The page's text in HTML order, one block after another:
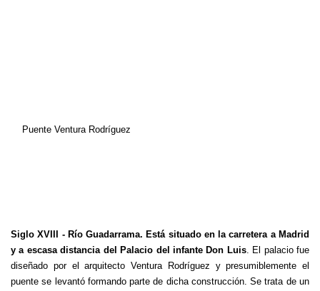
Puente Ventura Rodríguez
Siglo XVIII - Río Guadarrama. Está situado en la carretera a Madrid
y a escasa distancia del Palacio del infante Don Luis. El palacio fue
diseñado por el arquitecto Ventura Rodríguez y presumiblemente el
puente se levantó formando parte de dicha construcción. Se trata de un